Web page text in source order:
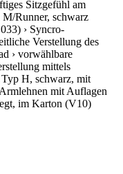
Sitzgefühl am
Runner, schwarz
› Syncro-
Verstellung des
› vorwählbare
mittels
H, schwarz, mit
mit Auflagen
im Karton (V10)